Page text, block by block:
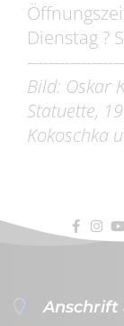
Dienstag ?
Bild: Oskar
Statuette,
Kokoschka
Anschrift